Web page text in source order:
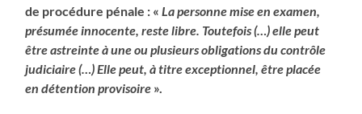
de procédure pénale : « La personne mise en examen,
présumée innocente, reste libre. Toutefois (…) elle peut
être astreinte à une ou plusieurs obligations du contrôle
judiciaire (…) Elle peut, à titre exceptionnel, être placée
en détention provisoire ».